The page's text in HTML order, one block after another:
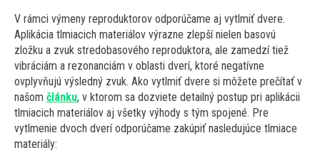
V rámci výmeny reproduktorov odporúčame aj vytlmiť dvere.
Aplikácia tlmiacich materiálov výrazne zlepší nielen basovú
zložku a zvuk stredobasového reproduktora, ale zamedzí tiež
vibráciám a rezonanciám v oblasti dverí, ktoré negatívne
ovplyvňujú výsledný zvuk. Ako vytlmiť dvere si môžete prečítať v
našom článku, v ktorom sa dozviete detailný postup pri aplikácii
tlmiacich materiálov aj všetky výhody s tým spojené. Pre
vytlmenie dvoch dverí odporúčame zakúpiť nasledujúce tlmiace
materiály: